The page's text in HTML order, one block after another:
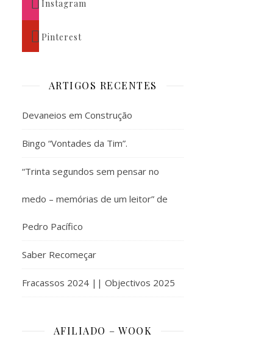
Instagram
Pinterest
ARTIGOS RECENTES
Devaneios em Construção
Bingo “Vontades da Tim”.
“Trinta segundos sem pensar no
medo – memórias de um leitor” de
Pedro Pacífico
Saber Recomeçar
Fracassos 2024 || Objectivos 2025
AFILIADO – WOOK